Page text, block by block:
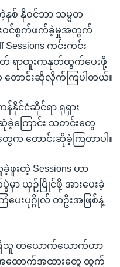
နှစ် နိုဝင်ဘာ သမ္မတ
းဝင်စွက်ဖက်ခဲ့မှုအတွက်
Sessions ကင်းကင်း
ဟုတ် ရာထူးကနုတ်ထွက်ပေးဖို့
ောင်းဆိုလိုက်ကြပါတယ်။
နိုင်ငံဆိုင်ရာ ရုရှား
ကြောင်း သတင်းတွေ
က တောင်းဆိုခဲ့ကြတာပါ။
တဲ့ Sessions ဟာ
မှာ ယှဉ်ပြိုင်ဖို့ အားပေးခဲ့
ေးပုဂ္ဂိုလ် တဦးအဖြစ်နဲ့
ရှိသူ တယောက်ယောက်ဟာ
အထောက်အထားတွေ ထွက်